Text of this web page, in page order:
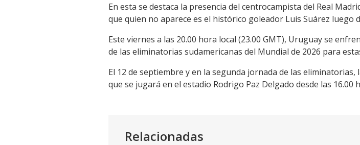
En esta se destaca la presencia del centrocampista del Real
que quien no aparece es el histórico goleador Luis Suárez
Este viernes a las 20.00 hora local (23.00 GMT), Uruguay se
de las eliminatorias sudamericanas del Mundial de 2026 para
El 12 de septiembre y en la segunda jornada de las
que se jugará en el estadio Rodrigo Paz Delgado desde las 16.00
Relacionadas